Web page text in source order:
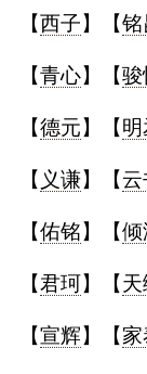
【西子】【铭
【青心】【骏
【德元】【明
【 义谦】【云
【佑铭】【倾
【君珂】【天
【宣辉】【